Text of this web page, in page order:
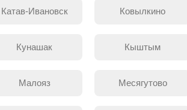
Катав-Ивановск Ковылкино
Кунашак Кыштым
Малояз Месягутово